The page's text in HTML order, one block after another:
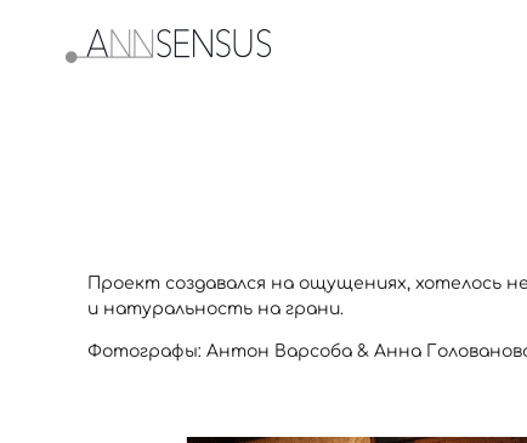
Проект создавался на ощущениях, хотелось
и натуральность на грани.
Фотографы: Антон Варсоба & Анна